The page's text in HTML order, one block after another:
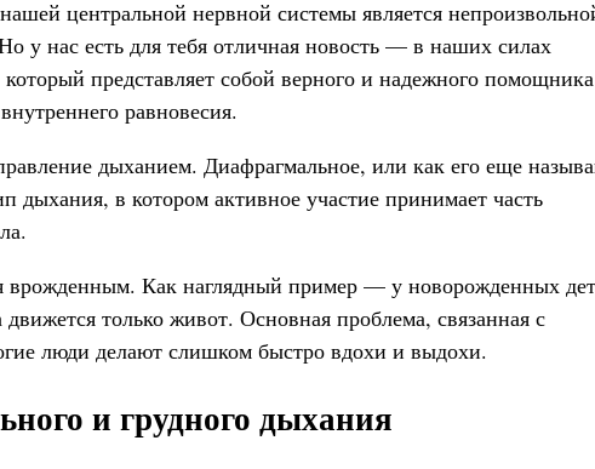
центральной нервной системы является
у нас есть для тебя отличная новость — в наших силах
который представляет собой верного и надежного помощника
равновесия.
дыханием. Диафрагмальное, или как его еще
в котором активное участие принимает часть
врожденным. Как наглядный пример — у новорожденных
только живот. Основная проблема, связанная с
люди делают слишком быстро вдохи и выдохи.
и грудного дыхания